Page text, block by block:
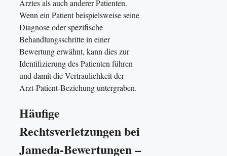
Arztes als auch anderer Patienten.
Wenn ein Patient beispielsweise seine
Diagnose oder spezifische
Behandlungsschritte in einer
Bewertung erwähnt, kann dies zur
Identifizierung des Patienten führen
und damit die Vertraulichkeit der
Arzt-Patient-Beziehung untergraben.
Häufige
Rechtsverletzungen bei
Jameda-Bewertungen –